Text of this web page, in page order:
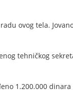
ovog tela.
tehničkog
1.200.000